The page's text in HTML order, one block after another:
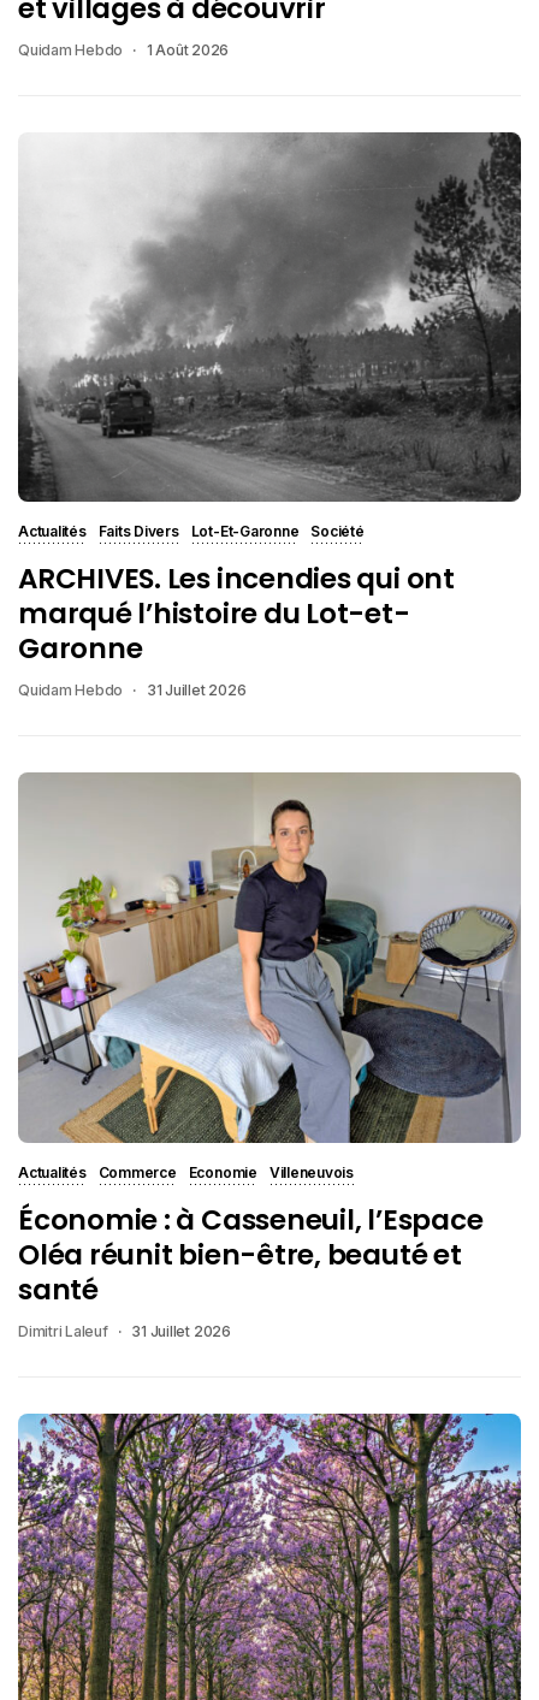
et villages à découvrir
Quidam Hebdo 1 Août 2026
Actualités Faits Divers Lot-Et-Garonne Société
ARCHIVES. Les incendies qui ont
marqué l’histoire du Lot-et-
Garonne
Quidam Hebdo 31 Juillet 2026
Actualités Commerce Economie Villeneuvois
Économie : à Casseneuil, l’Espace
Oléa réunit bien-être, beauté et
santé
Dimitri Laleuf 31 Juillet 2026